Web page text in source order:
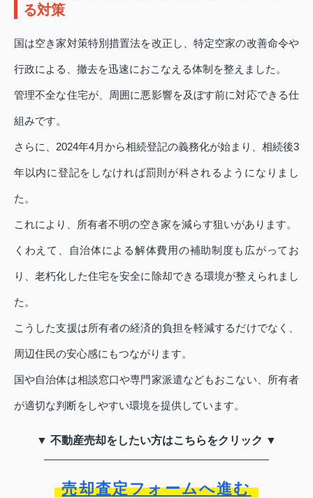
る対策
国は空き家対策特別措置法を改正し、特定空家の改善命令や
行政による、撤去を迅速におこなえる体制を整えました。
管理不全な住宅が、周囲に悪影響を及ぼす前に対応できる仕
組みです。
さらに、2024年4月から相続登記の義務化が始まり、相続後3
年以内に登記をしなければ罰則が科されるようになりまし
た。
これにより、所有者不明の空き家を減らす狙いがあります。
くわえて、自治体による解体費用の補助制度も広がってお
り、老朽化した住宅を安全に除却できる環境が整えられまし
た。
こうした支援は所有者の経済的負担を軽減するだけでなく、
周辺住民の安心感にもつながります。
国や自治体は相談窓口や専門家派遣などもおこない、所有者
が適切な判断をしやすい環境を提供しています。
▼ 不動産売却をしたい方はこちらをクリック ▼
売却査定フォームへ進む